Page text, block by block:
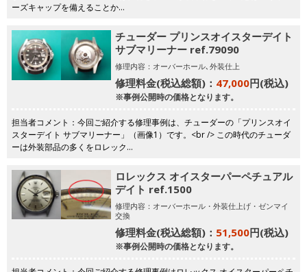
ーズキャップを備えることか…
チューダー プリンスオイスターデイト
サブマリーナー ref.79090
修理内容：オーバーホール､外装仕上
修理料金(税込総額)： 47,000円(税込)
※事例公開時の価格となります。
担当者コメント：今回ご紹介する修理事例は、チューダーの「プリンスオイ
スターデイト サブマリーナー」（画像1）です。<br /> この時代のチューダ
ーは外装部品の多くをロレック…
ロレックス オイスターパーペチュアル
デイト ref.1500
修理内容：オーバーホール・外装仕上げ・ゼンマイ
交換
修理料金(税込総額)： 51,500円(税込)
※事例公開時の価格となります。